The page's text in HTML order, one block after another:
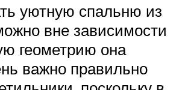
уютную спальню из
вне зависимости
геометрию она
важно правильно